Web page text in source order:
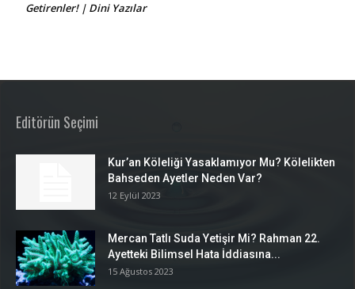
Getirenler! | Dini Yazılar
Editörün Seçimi
Kur’an Köleliği Yasaklamıyor Mu? Kölelikten
Bahseden Ayetler Neden Var?
12 Eylül 2023
Mercan Tatlı Suda Yetişir Mi? Rahman 22.
Ayetteki Bilimsel Hata İddiasına...
15 Ağustos 2023